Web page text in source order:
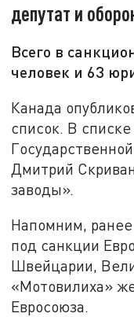
депутат и
Всего в
человек и 63
Канада
список. В
Дмитрий
заводы».
Напомним,
под санкции
Швейцарии,
«Мотовилиха»
Евросоюза.